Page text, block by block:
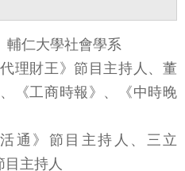
仁大學社會學系
理財王》節目主持人、董
《工商時報》、《中時晚
通》節目主持人、三立
目主持人